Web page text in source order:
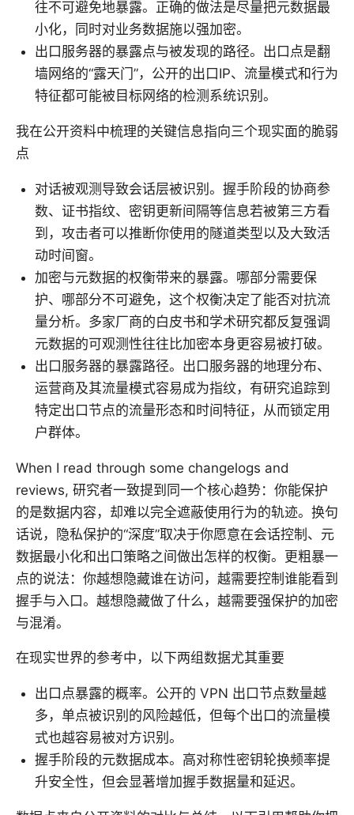
往不可避免地暴露。正确的做法是尽量把元数据最
小化，同时对业务数据施以强加密。
出口服务器的暴露点与被发现的路径。出口点是翻
墙网络的“露天门”，公开的出口IP、流量模式和行为
特征都可能被目标网络的检测系统识别。
我在公开资料中梳理的关键信息指向三个现实面的脆弱
点
对话被观测导致会话层被识别。握手阶段的协商参
数、证书指纹、密钥更新间隔等信息若被第三方看
到，攻击者可以推断你使用的隧道类型以及大致活
动时间窗。
加密与元数据的权衡带来的暴露。哪部分需要保
护、哪部分不可避免，这个权衡决定了能否对抗流
量分析。多家厂商的白皮书和学术研究都反复强调
元数据的可观测性往往比加密本身更容易被打破。
出口服务器的暴露路径。出口服务器的地理分布、
运营商及其流量模式容易成为指纹，有研究追踪到
特定出口节点的流量形态和时间特征，从而锁定用
户群体。
When I read through some changelogs and
reviews, 研究者一致提到同一个核心趋势：你能保护
的是数据内容，却难以完全遮蔽使用行为的轨迹。换句
话说，隐私保护的“深度”取决于你愿意在会话控制、元
数据最小化和出口策略之间做出怎样的权衡。更粗暴一
点的说法：你越想隐藏谁在访问，越需要控制谁能看到
握手与入口。越想隐藏做了什么，越需要强保护的加密
与混淆。
在现实世界的参考中，以下两组数据尤其重要
出口点暴露的概率。公开的 VPN 出口节点数量越
多，单点被识别的风险越低，但每个出口的流量模
式也越容易被对方识别。
握手阶段的元数据成本。高对称性密钥轮换频率提
升安全性，但会显著增加握手数据量和延迟。